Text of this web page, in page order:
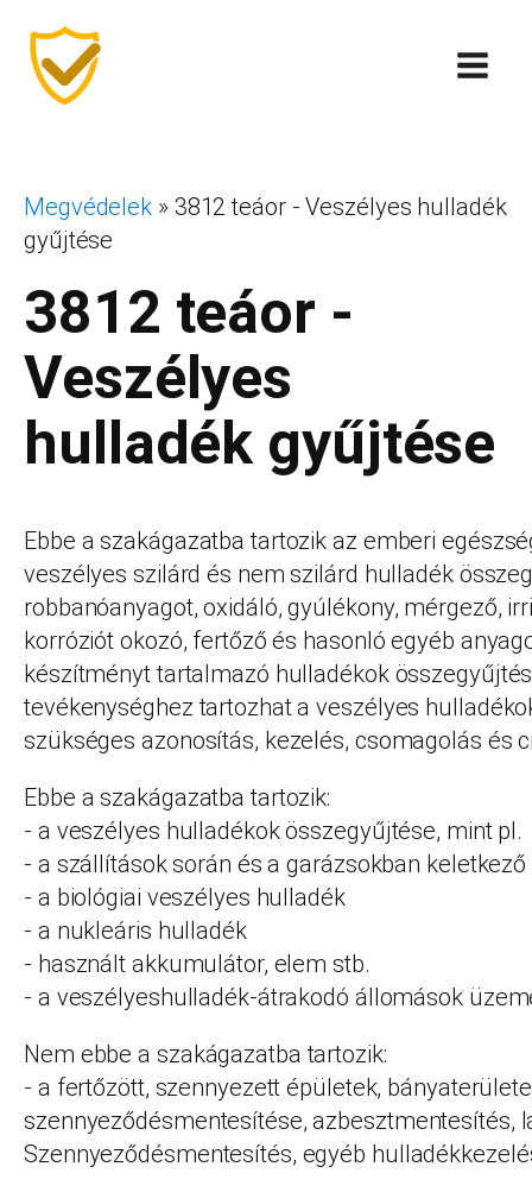
Megvédelek » 3812 teáor - Veszélyes hulladék
gyűjtése
3812 teáor -
Veszélyes
hulladék gyűjtése
Ebbe a szakágazatba tartozik az emberi
veszélyes szilárd és nem szilárd hulladék
robbanóanyagot, oxidáló, gyúlékony, mérgező,
korróziót okozó, fertőző és hasonló egyéb
készítményt tartalmazó hulladékok
tevékenységhez tartozhat a veszélyes
szükséges azonosítás, kezelés, csomagolás és
Ebbe a szakágazatba tartozik:
- a veszélyes hulladékok összegyűjtése, mint pl.
- a szállítások során és a garázsokban
- a biológiai veszélyes hulladék
- a nukleáris hulladék
- használt akkumulátor, elem stb.
- a veszélyeshulladék-átrakodó állomások
Nem ebbe a szakágazatba tartozik:
- a fertőzött, szennyezett épületek,
szennyeződésmentesítése, azbesztmentesítés,
Szennyeződésmentesítés, egyéb